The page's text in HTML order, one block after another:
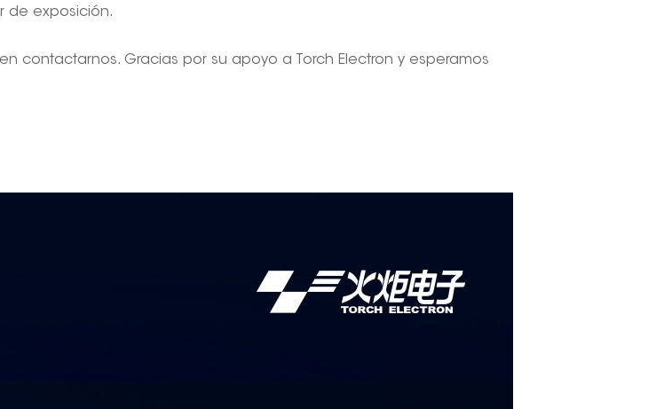
de exposición.
contactarnos. Gracias por su apoyo a Torch Electron y esperamos